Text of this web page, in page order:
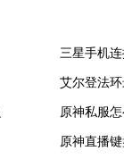
艾尔登法
原神私服
原神直播